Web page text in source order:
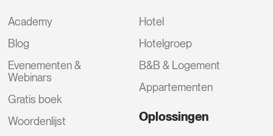
Academy
Blog
Evenementen &
Webinars
Gratis boek
Woordenlijst
Hotel
Hotelgroep
B&B & Logement
Appartementen
Oplossingen